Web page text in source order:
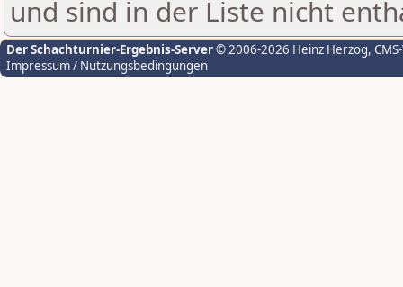
und sind in der Liste nicht
Der Schachturnier-Ergebnis-Server© 2006-2026 Heinz Herzog,
Impressum / Nutzungsbedingungen